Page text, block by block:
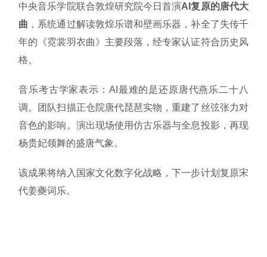
中央音乐学院联合敦煌研究院今日首演AI复原的唐代大
曲 ，系统通过解读敦煌乐谱和壁画乐器，补全了失传千
年的《霓裳羽衣曲》主要段落，经专家认证符合历史风
格。
音乐考古学家表示：AI最难的是还原唐代燕乐二十八
调。团队扫描正仓院唐代琵琶实物，重建了丝弦张力对
音色的影响。演出现场使用仿古乐器与全息投影，再现
杨贵妃领舞的盛唐气象。
该成果将纳入国家文化数字化战略，下一步计划复原宋
代姜夔词乐。